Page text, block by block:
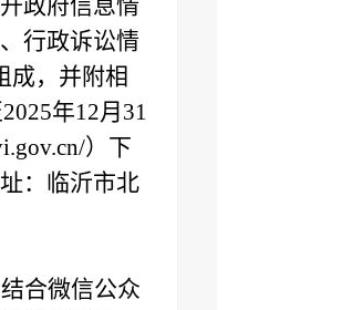
政府信息情
行政诉讼情
成，并附相
年12月31
）下
：临沂市北
合微信公众